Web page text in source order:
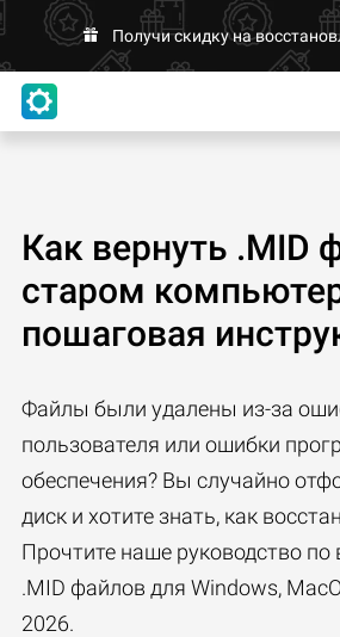
Получи скидку на
Как вернуть .MID
старом
пошаговая
Файлы были удалены из-за
пользователя или ошибки
обеспечения? Вы случайно
диск и хотите знать, как
Прочтите наше руководство
.MID файлов для Windows,
2026.